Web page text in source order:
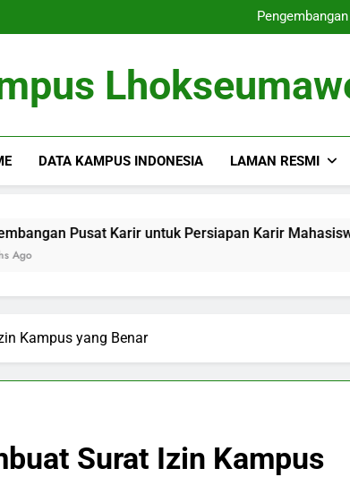
DATA KAMPUS INDONESIA LAMAN RESMI
Pusat Karir untuk Persiapan Karir Mahasiswa
Kampus yang Benar
Surat Izin Kampus